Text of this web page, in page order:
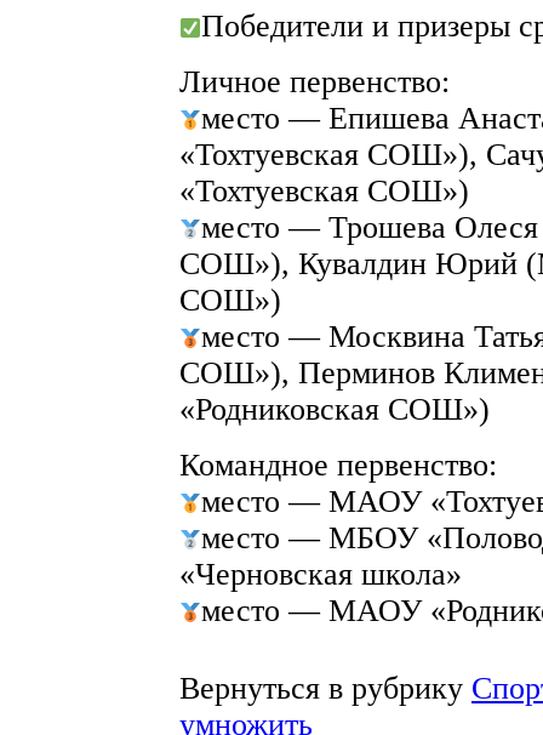
Победители и призеры
Личное первенство:
место — Епишева
«Тохтуевская СОШ»),
«Тохтуевская СОШ»)
место — Трошева
СОШ»), Кувалдин Юрий
СОШ»)
место — Москвина
СОШ»), Перминов
«Родниковская СОШ»)
Командное первенство:
место — МАОУ
место — МБОУ
«Черновская школа»
место — МАОУ
Вернуться в рубрику
умножить